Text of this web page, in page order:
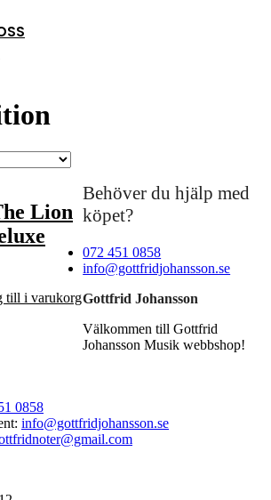
Lion
till i varukorg
Behöver du hjälp med
köpet?
072 451 0858
info@gottfridjohansson.se
Gottfrid Johansson
Välkommen till Gottfrid
Johansson Musik webbshop!
0858
info@gottfridjohansson.se